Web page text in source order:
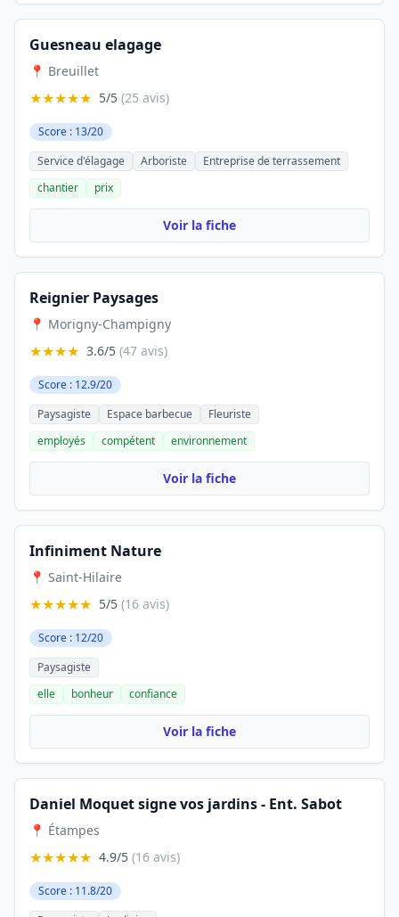
Guesneau elagage
📍 Breuillet
★★★★★ 5/5 (25 avis)
Score : 13/20
Service d'élagage
Arboriste
Entreprise de terrassement
chantier
prix
Voir la fiche
Reignier Paysages
📍 Morigny-Champigny
★★★★ 3.6/5 (47 avis)
Score : 12.9/20
Paysagiste
Espace barbecue
Fleuriste
employés
compétent environnement
Voir la fiche
Infiniment Nature
📍 Saint-Hilaire
★★★★★ 5/5 (16 avis)
Score : 12/20
Paysagiste
elle
bonheur confiance
Voir la fiche
Daniel Moquet signe vos jardins - Ent. Sabot
📍 Étampes
★★★★★ 4.9/5 (16 avis)
Score : 11.8/20